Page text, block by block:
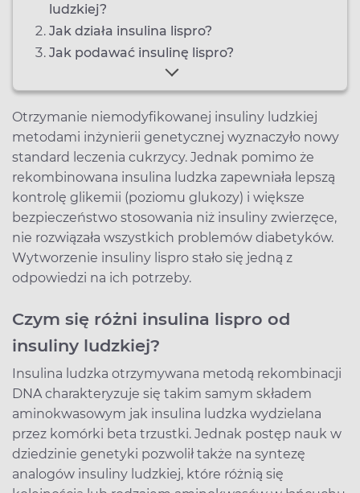
ludzkiej?
Jak działa insulina lispro?
Jak podawać insulinę lispro?
Otrzymanie niemodyfikowanej insuliny ludzkiej
metodami inżynierii genetycznej wyznaczyło nowy
standard leczenia cukrzycy. Jednak pomimo że
rekombinowana insulina ludzka zapewniała lepszą
kontrolę glikemii (poziomu glukozy) i większe
bezpieczeństwo stosowania niż insuliny zwierzęce,
nie rozwiązała wszystkich problemów diabetyków.
Wytworzenie insuliny lispro stało się jedną z
odpowiedzi na ich potrzeby.
Czym się różni insulina lispro od
insuliny ludzkiej?
Insulina ludzka otrzymywana metodą rekombinacji
DNA charakteryzuje się takim samym składem
aminokwasowym jak insulina ludzka wydzielana
przez komórki beta trzustki. Jednak postęp nauk w
dziedzinie genetyki pozwolił także na syntezę
analogów insuliny ludzkiej, które różnią się